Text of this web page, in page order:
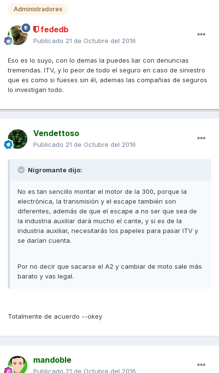
Administradores
fededb
Publicado 21 de Octubre del 2016
Eso es lo suyo, con lo demas la puedes liar con denuncias
tremendas. ITV, y lo peor de todo el seguro en caso de siniestro
que es como si fueses sin él, ademas las compañias de seguros
lo investigan todo.
Vendettoso
Publicado 21 de Octubre del 2016
Nigromante dijo:
No es tan sencillo montar el motor de la 300, porque la
electrónica, la transmisión y el escape también son
diferentes, además de que el escape a no ser que sea de
la industria auxiliar dará mucho el cante, y si es de la
industria auxiliar, necesitarás los papeles para pasar ITV y
se darían cuenta.
Por no decir que sacarse el A2 y cambiar de moto sale más
barato y vas legal.
Totalmente de acuerdo --okey
mandoble
Publicado 21 de Octubre del 2016